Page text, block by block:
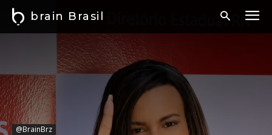
brain Brasil
@BrainBrz